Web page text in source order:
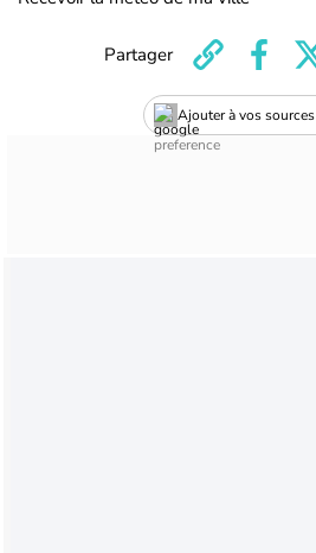
Ajouter à vos
Partager